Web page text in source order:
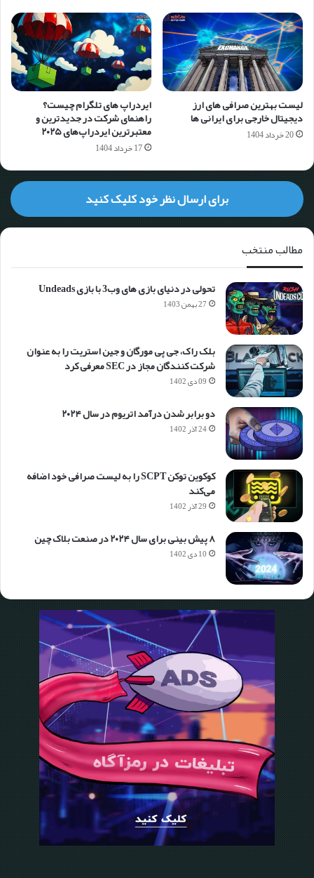
لیست بهترین صرافی های ارز
دیجیتال خارجی برای ایرانی ها
20 خرداد 1404
ایردراپ های تلگرام چیست؟
راهنمای شرکت در جدیدترین و
معتبرترین ایردراپ‌های ۲۰۲۵
17 خرداد 1404
برای ارسال نظر خود کلیک کنید
مطالب منتخب
تحولی در دنیای بازی های وب3 با بازی Undeads
27 بهمن 1403
بلک راک، جی پی مورگان و جین استریت را به عنوان
شرکت کنندگان مجاز در SEC معرفی کرد
09 دی 1402
دو برابر شدن درآمد اتریوم در سال ۲۰۲۴
24 آذر 1402
کوکوین توکن SCPT را به لیست صرافی خود اضافه
می‌کند
29 آذر 1402
۸ پیش بینی برای سال ۲۰۲۴ در صنعت بلاک چین
10 دی 1402